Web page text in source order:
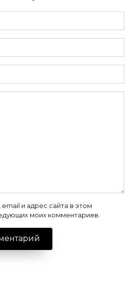
и адрес сайта в этом
моих комментариев.